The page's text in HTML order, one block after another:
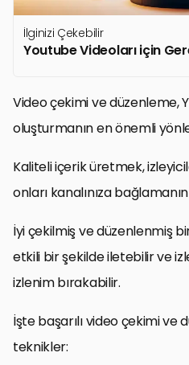
İlginizi Çekebilir
Youtube Videoları için
Video çekimi ve düzenleme,
oluşturmanın en önemli
Kaliteli içerik üretmek,
onları kanalınıza
İyi çekilmiş ve düzenlenmiş
etkili bir şekilde iletebilir ve
izlenim bırakabilir.
İşte başarılı video çekimi ve
teknikler: